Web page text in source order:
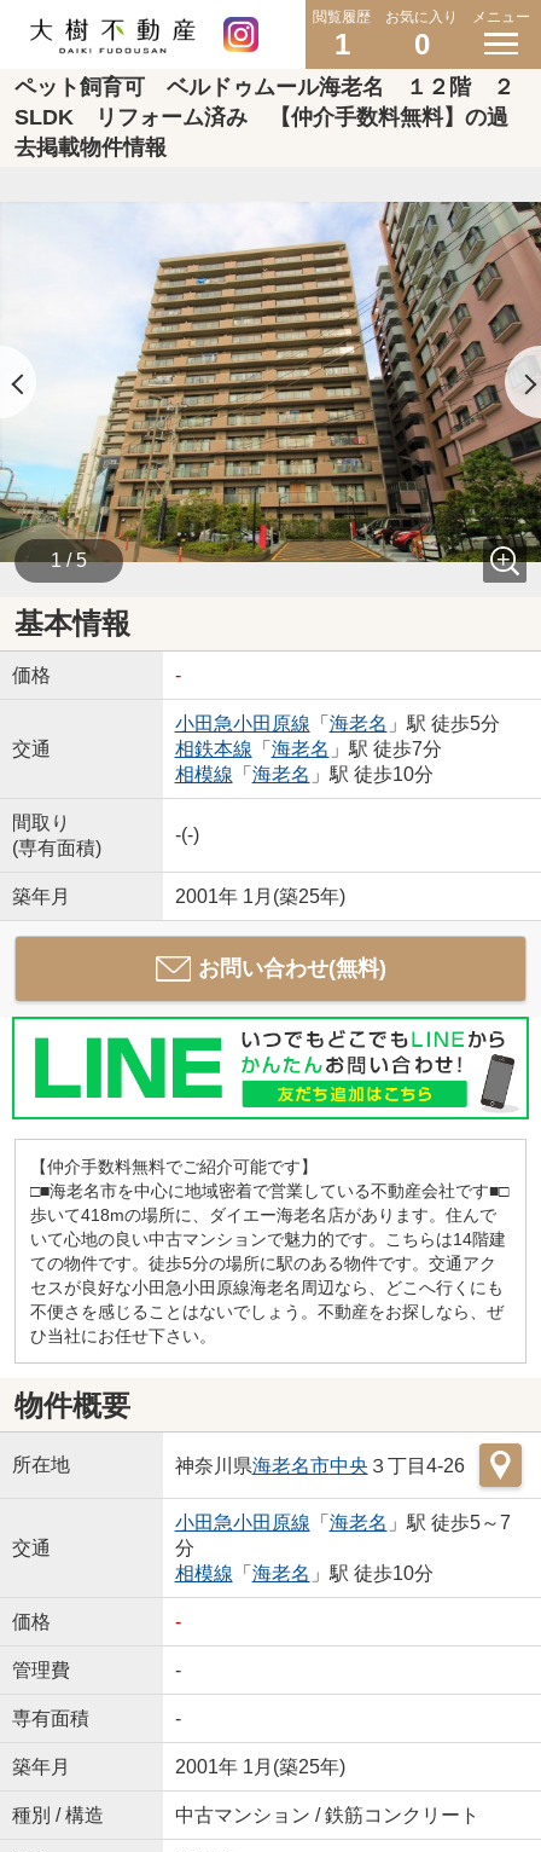
閲覧履歴
1
お気に入り
0
メニュー
ペット飼育可 ベルドゥムール海老名 １２階 ２
SLDK リフォーム済み 【仲介手数料無料】の過
去掲載物件情報
1 / 5
基本情報
価格 -
交通
小田急小田原線 「 海老名 」駅 徒歩5分
相鉄本線 「 海老名 」駅 徒歩7分
相模線 「 海老名 」駅 徒歩10分
間取り
(専有面積)
-(-)
築年月 2001年 1月(築25年)
お問い合わせ(無料)
【仲介手数料無料でご紹介可能です】
□■海老名市を中心に地域密着で営業している不動産会社です■□
歩いて418mの場所に、ダイエー海老名店があります。住んで
いて心地の良い中古マンションで魅力的です。こちらは14階建
ての物件です。徒歩5分の場所に駅のある物件です。交通アク
セスが良好な小田急小田原線海老名周辺なら、どこへ行くにも
不便さを感じることはないでしょう。不動産をお探しなら、ぜ
ひ当社にお任せ下さい。
物件概要
所在地 神奈川県海老名市中央 ３丁目4-26
交通
小田急小田原線 「 海老名 」駅 徒歩5～7
分
相模線 「 海老名 」駅 徒歩10分
価格 -
管理費 -
専有面積 -
築年月 2001年 1月(築25年)
種別 / 構造 中古マンション / 鉄筋コンクリート